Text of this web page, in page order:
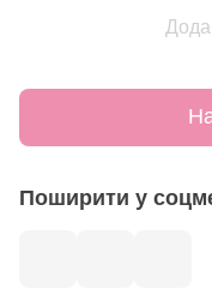
Поширити у